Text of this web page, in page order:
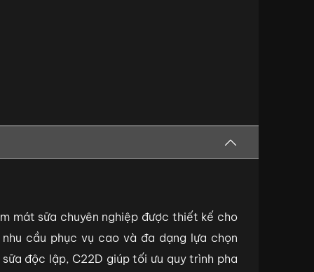
mát sữa chuyên nghiệp được thiết kế cho
cầu phục vụ cao và đa dạng lựa chọn
độc lập, C22D giúp tối ưu quy trình pha